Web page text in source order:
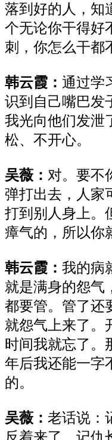
落到好的人 ， 知
个无论你干得好
刺，你怎么干都
韩云霞： 通过学
识到 自己嘴巴发
我光向他们发泄
松、 不开心。
吴薇： 对。要不
弹打出去， 人家
打到别人身上。
瘴气的， 所以你
韩云霞： 我的病
就是满身的怨气
都要管。管了还
就怨气上来了。
时间我就忘了。
年后我还能一字
的。
吴薇： 老话说：